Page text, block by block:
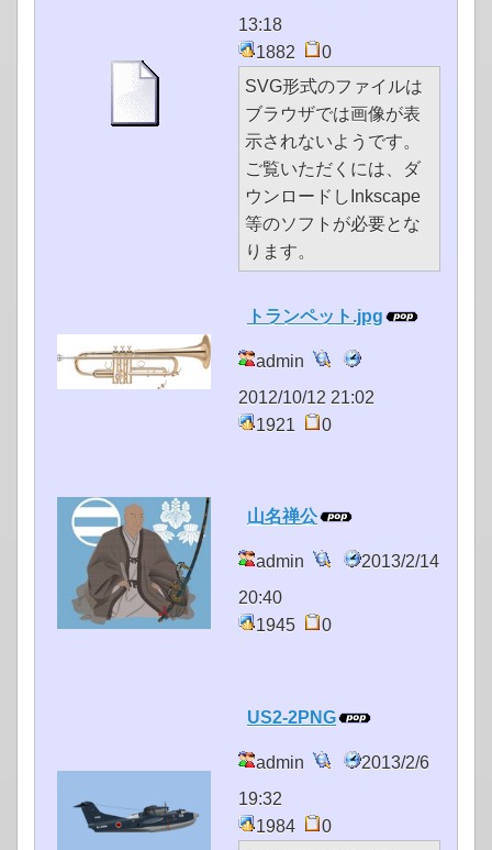
13:18
1882
0
SVG形式のファイルは
ブラウザでは画像が表
示されないようです。
ご覧いただくには、ダ
ウンロードしInkscape
等のソフトが必要とな
ります。
トランペット.jpg
admin
2012/10/12 21:02
1921
0
山名禅公
admin
2013/2/14
20:40
1945
0
US2-2PNG
admin
2013/2/6
19:32
1984
0